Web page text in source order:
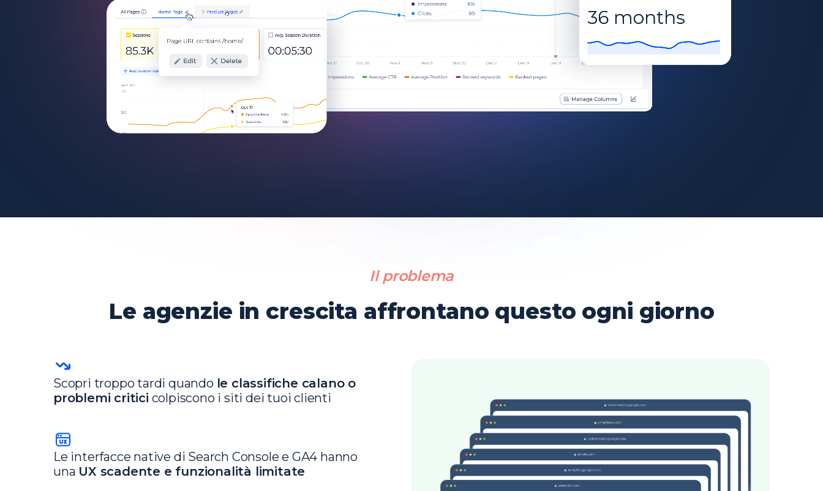
Il problema
Le agenzie in crescita affrontano questo ogni giorno
Scopri troppo tardi quando le classifiche calano o
problemi critici colpiscono i siti dei tuoi clienti
Le interfacce native di Search Console e GA4 hanno
una UX scadente e funzionalità limitate